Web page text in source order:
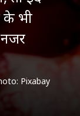
के भी
Pixabay